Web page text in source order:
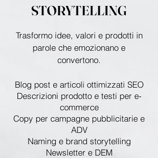
STORYTELLING
Trasformo idee, valori e prodotti in
parole che emozionano e
convertono.
Blog post e articoli ottimizzati SEO
Descrizioni prodotto e testi per e-
commerce
Copy per campagne pubblicitarie e
ADV
Naming e brand storytelling
Newsletter e DEM